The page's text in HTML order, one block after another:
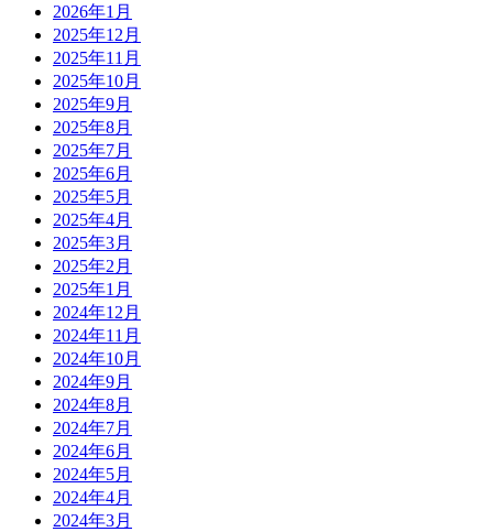
2026年1月
2025年12月
2025年11月
2025年10月
2025年9月
2025年8月
2025年7月
2025年6月
2025年5月
2025年4月
2025年3月
2025年2月
2025年1月
2024年12月
2024年11月
2024年10月
2024年9月
2024年8月
2024年7月
2024年6月
2024年5月
2024年4月
2024年3月